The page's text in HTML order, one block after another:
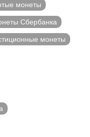
монеты
Сбербанка
монеты